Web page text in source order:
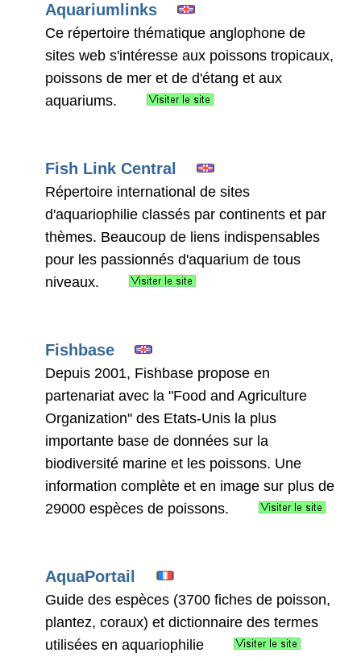
Aquariumlinks
Ce répertoire thématique anglophone de
sites web s'intéresse aux poissons tropicaux,
poissons de mer et de d'étang et aux
aquariums.
Fish Link Central
Répertoire international de sites
d'aquariophilie classés par continents et par
thèmes. Beaucoup de liens indispensables
pour les passionnés d'aquarium de tous
niveaux.
Fishbase
Depuis 2001, Fishbase propose en
partenariat avec la "Food and Agriculture
Organization" des Etats-Unis la plus
importante base de données sur la
biodiversité marine et les poissons. Une
information complète et en image sur plus de
29000 espèces de poissons.
AquaPortail
Guide des espèces (3700 fiches de poisson,
plantez, coraux) et dictionnaire des termes
utilisées en aquariophilie